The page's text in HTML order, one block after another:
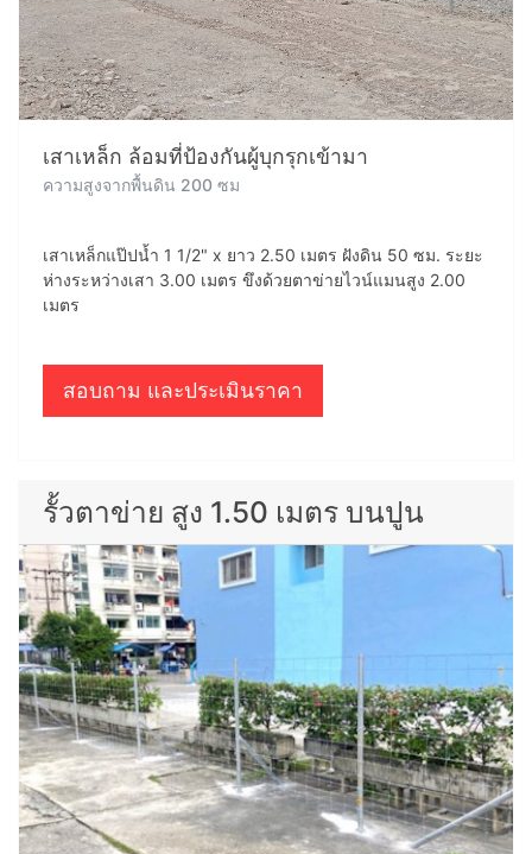
เสาเหล็ก ล้อมที่ป้องกันผู้บุกรุกเข้ามา
ความสูงจากพื้นดิน 200 ซม
เสาเหล็กแป๊ปน้ำ 1 1/2" x ยาว 2.50 เมตร ฝังดิน 50 ซม. ระยะ
ห่างระหว่างเสา 3.00 เมตร ขึงด้วยตาข่ายไวน์แมนสูง 2.00
เมตร
สอบถาม และประเมินราคา
รั้วตาข่าย สูง 1.50 เมตร บนปูน